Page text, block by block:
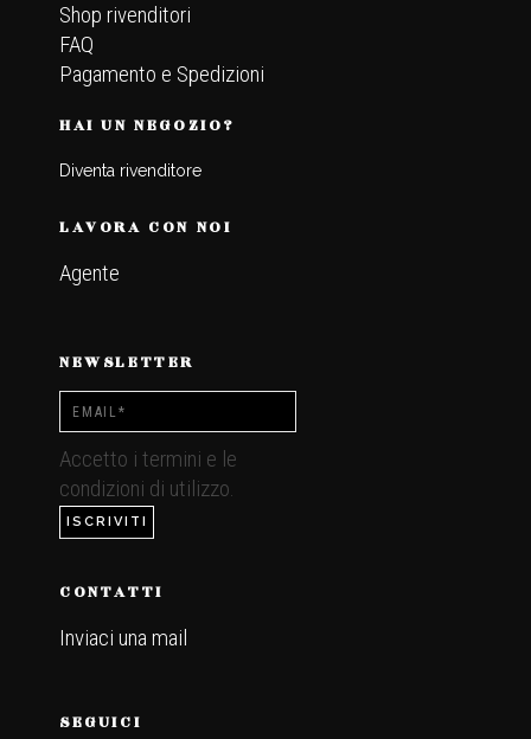
Shop rivenditori
FAQ
Pagamento e Spedizioni
HAI UN NEGOZIO?
Diventa rivenditore
LAVORA CON NOI
Agente
NEWSLETTER
Accetto i termini e le
condizioni di utilizzo.
CONTATTI
Inviaci una mail
SEGUICI